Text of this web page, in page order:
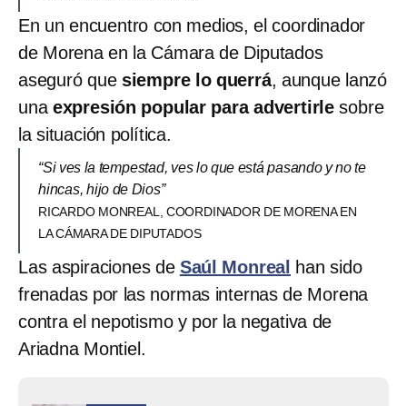
En un encuentro con medios, el coordinador
de Morena en la Cámara de Diputados
aseguró que siempre lo querrá, aunque lanzó
una expresión popular para advertirle sobre
la situación política.
“Si ves la tempestad, ves lo que está pasando y no te
hincas, hijo de Dios”
RICARDO MONREAL, COORDINADOR DE MORENA EN
LA CÁMARA DE DIPUTADOS
Las aspiraciones de Saúl Monreal han sido
frenadas por las normas internas de Morena
contra el nepotismo y por la negativa de
Ariadna Montiel.